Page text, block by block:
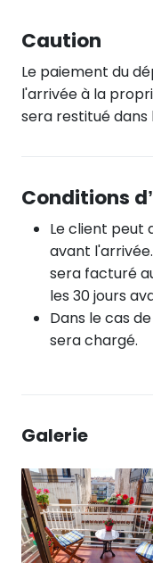
Caution
Le paiement du
l'arrivée à la
sera restitué dans
Conditions
Le client peut
avant
sera facturé
les 30 jours
Dans le cas
sera chargé.
Galerie